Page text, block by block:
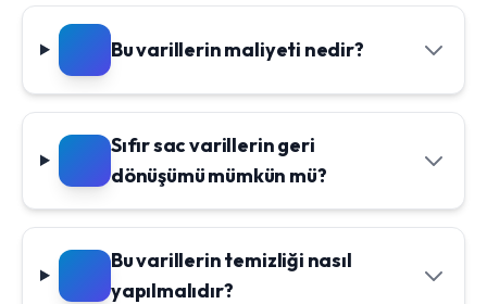
Bu varillerin maliyeti nedir?
Sıfır sac varillerin geri
dönüşümü mümkün mü?
Bu varillerin temizliği nasıl
yapılmalıdır?